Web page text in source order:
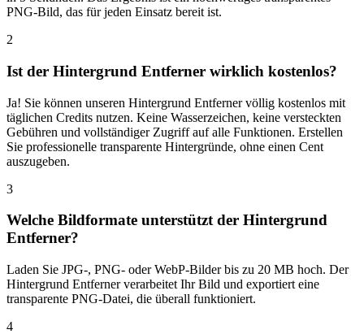
PNG-Bild, das für jeden Einsatz bereit ist.
2
Ist der Hintergrund Entferner wirklich kostenlos?
Ja! Sie können unseren Hintergrund Entferner völlig kostenlos mit
täglichen Credits nutzen. Keine Wasserzeichen, keine versteckten
Gebühren und vollständiger Zugriff auf alle Funktionen. Erstellen
Sie professionelle transparente Hintergründe, ohne einen Cent
auszugeben.
3
Welche Bildformate unterstützt der Hintergrund
Entferner?
Laden Sie JPG-, PNG- oder WebP-Bilder bis zu 20 MB hoch. Der
Hintergrund Entferner verarbeitet Ihr Bild und exportiert eine
transparente PNG-Datei, die überall funktioniert.
4